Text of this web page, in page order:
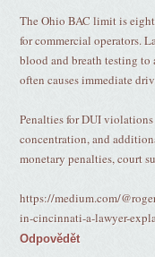
The Ohio BAC limit is
for commercial operators.
blood and breath testing to
often causes immediate
Penalties for DUI
concentration, and
monetary penalties, court
https://medium.com/
in-cincinnati-a-lawyer-
Odpovědět